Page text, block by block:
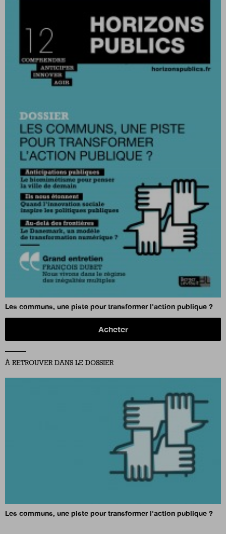
Les communs, une piste pour transformer l'action publique ?
Acheter
À RETROUVER DANS LE DOSSIER
Les communs, une piste pour transformer l'action publique ?